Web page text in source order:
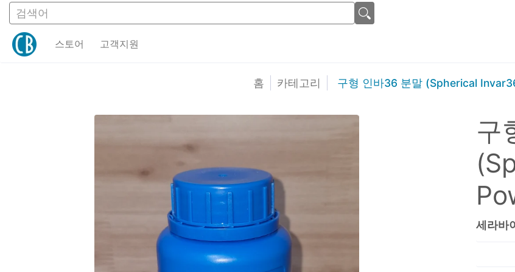
스토어
검색어
스토어 고객지원
홈 카테고리 구형 인바36 분말 (Spherical
구
세라바이